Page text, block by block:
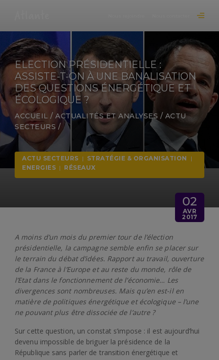
ELECTION PRÉSIDENTIELLE :
ASSISTE-T-ON À UNE BANALISATION
DES QUESTIONS ÉNERGÉTIQUE ET
ÉCOLOGIQUE ?
ACCUEIL / ACTUALITÉS ET ANALYSES / ACTU
SECTEURS /
ACTU SECTEURS | STRATÉGIE & ORGANISATION
|
ENERGIES | RÉSEAUX
02
AVR
2017
A moins d’un mois du premier tour de l’élection
présidentielle, la campagne semble enfin se placer sur
le terrain du débat d’idées. Rapport au travail, ouverture
de la France à l’Europe et au reste du monde, rôle de
l’Etat dans le fonctionnement de l’économie… Les
divergences sont nombreuses. Mais qu’en est-il en
matière de politiques énergétique et écologique – l’une
ne pouvant plus être dissociée de l’autre ?
Sur cette question, un constat s’impose : il est aujourd’hui
devenu impossible de briguer la présidence de la
République sans parler de transition énergétique et